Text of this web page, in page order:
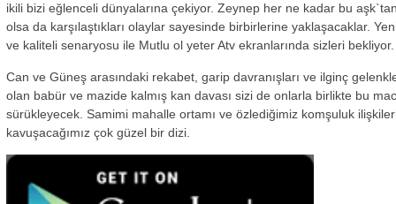
ikili bizi eğlenceli dünyalarına çekiyor. Zeynep her ne kadar bu
olsa da karşılaştıkları olaylar sayesinde birbirlerine yaklaşacaklar.
ve kaliteli senaryosu ile Mutlu ol yeter Atv ekranlarında sizleri bekliyor.
Can ve Güneş arasındaki rekabet, garip davranışları ve ilginç
olan babür ve mazide kalmış kan davası sizi de onlarla birlikte bu
sürükleyecek. Samimi mahalle ortamı ve özlediğimiz komşuluk
kavuşacağımız çok güzel bir dizi.